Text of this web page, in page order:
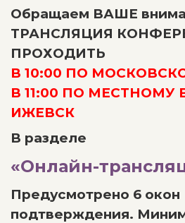
Обращаем ВАШЕ
ТРАНСЛЯЦИЯ
ПРОХОДИТЬ
В 10:00 ПО
В 11:00 ПО МЕСТНОМУ
ИЖЕВСК
В разделе
«Онлайн-
Предусмотрено 6 окон
подтверждения.